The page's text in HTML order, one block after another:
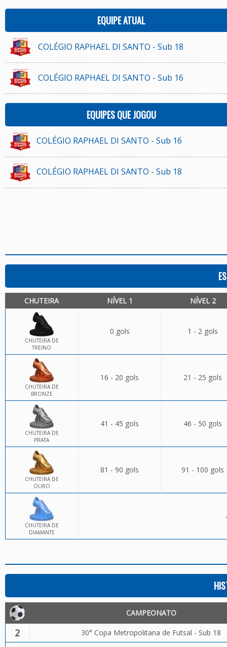
EQUIPE ATUAL
COLÉGIO RAPHAEL DI SANTO - Sub 18
COLÉGIO RAPHAEL DI SANTO - Sub 16
EQUIPES QUE JOGOU
COLÉGIO RAPHAEL DI SANTO - Sub 16
COLÉGIO RAPHAEL DI SANTO - Sub 18
CHUTEIRA NÍVEL 1 NÍVEL 2
CHUTEIRA DE
TREINO
0 gols 1 - 2 gols
CHUTEIRA DE
BRONZE
16 - 20 gols 21 - 25 gols
CHUTEIRA DE
PRATA
41 - 45 gols 46 - 50 gols
CHUTEIRA DE
OURO
81 - 90 gols 91 - 100 gols
CHUTEIRA DE
DIAMANTE
CAMPEONATO
2 30° Copa Metropolitana de Futsal - Sub 18